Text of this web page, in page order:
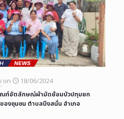
on
18/06/2024
ฑ์อัตลักษณ์ผ้ามัดย้อมบัวปทุมยก
องชุมชน ตำบลบึงสนั่น อำเภอ